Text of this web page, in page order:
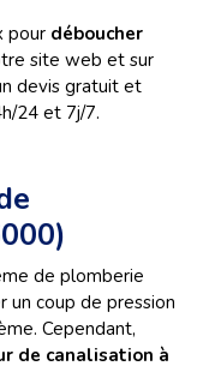
pour déboucher
site web et sur
devis gratuit et
24 et 7j/7.
de plomberie
un coup de pression
Cependant,
de canalisation à